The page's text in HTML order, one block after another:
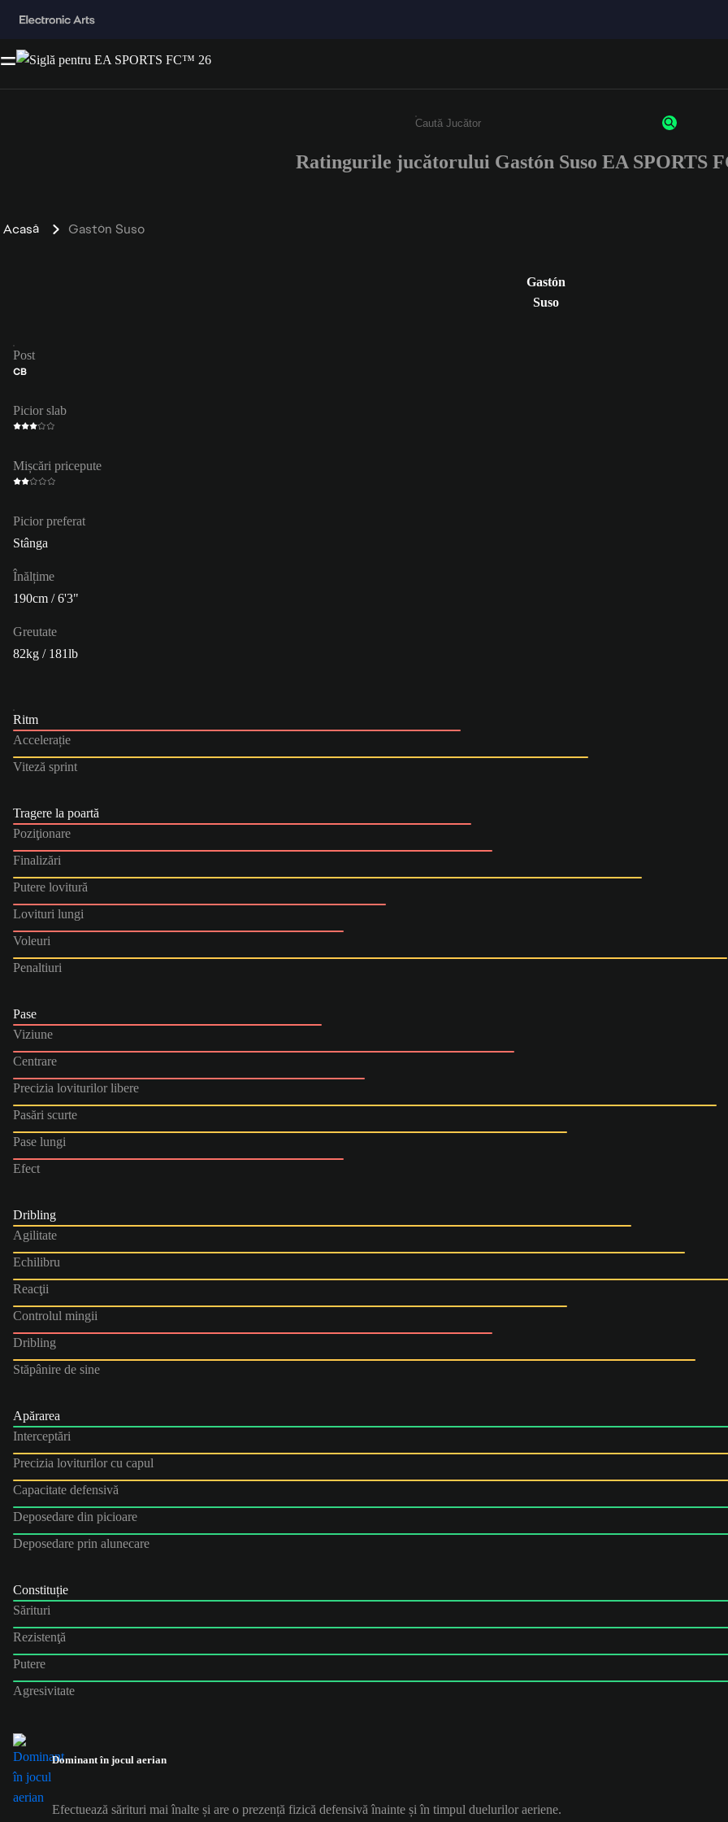
Enter a minimum of 3 characters or numbers
Ratingurile jucătorului Gastón Suso EA SPORTS
Acasă Gastón Suso
Gastón
Suso
Post
CB
Picior slab
Mișcări pricepute
Picior preferat
Stânga
Înălțime
190cm / 6'3"
Greutate
82kg / 181lb
Ritm
Accelerație
Viteză sprint
Tragere la poartă
Poziţionare
Finalizări
Putere lovitură
Lovituri lungi
Voleuri
Penaltiuri
Pase
Viziune
Centrare
Precizia loviturilor libere
Pasări scurte
Pase lungi
Efect
Dribling
Agilitate
Echilibru
Reacţii
Controlul mingii
Dribling
Stăpânire de sine
Apărarea
Interceptări
Precizia loviturilor cu capul
Capacitate defensivă
Deposedare din picioare
Deposedare prin alunecare
Constituție
Sărituri
Rezistenţă
Putere
Agresivitate
Dominant în jocul aerian
Efectuează sărituri mai înalte și are o prezență fizică defensivă înainte și în timpul duelurilor aeriene.